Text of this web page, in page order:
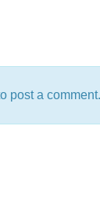
post a comment.